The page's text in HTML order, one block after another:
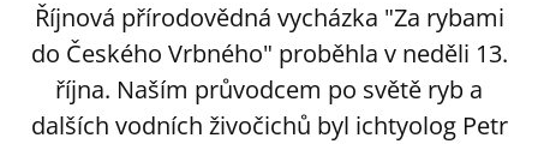
Říjnová přírodovědná vycházka "Za rybami
do Českého Vrbného" proběhla v neděli 13.
října. Naším průvodcem po světě ryb a
dalších vodních živočichů byl ichtyolog Petr